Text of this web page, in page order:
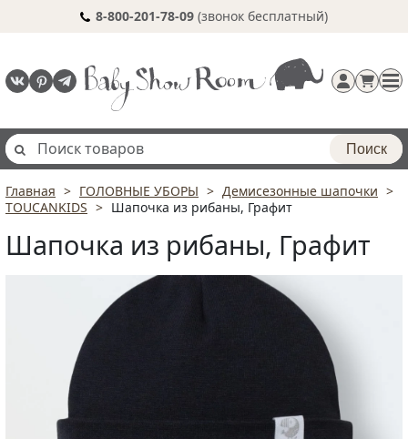
8-800-201-78-09 (звонок бесплатный)
Регистрация
Поиск
Главная ГОЛОВНЫЕ УБОРЫ
Демисезонные шапочки
TOUCANKIDS
Шапочка из рибаны, Графит
Шапочка из рибаны, Графит